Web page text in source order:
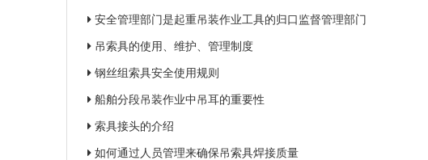
安全管理部门是起重吊装作业工具的归口监督管理部门
吊索具的使用、维护、管理制度
钢丝组索具安全使用规则
船舶分段吊装作业中吊耳的重要性
索具接头的介绍
如何通过人员管理来确保吊索具焊接质量